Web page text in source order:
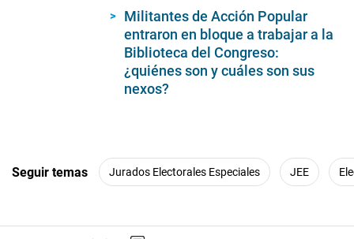
Militantes de Acción Popular
entraron en bloque a trabajar a la
Biblioteca del Congreso:
¿quiénes son y cuáles son sus
nexos?
Seguir temas Jurados Electorales Especiales JEE